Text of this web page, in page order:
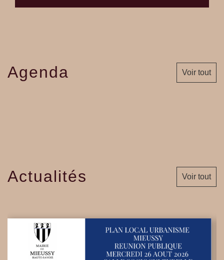
Agenda Voir tout
Actualités Voir tout